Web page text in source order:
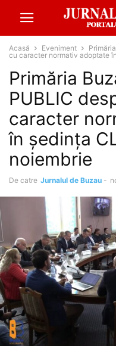
Acasă Eveniment
cu caracter normativ adoptate
Primăria
PUBLIC
caracter
în ședința
noiembrie
De catre Jurnalul de Buzau -